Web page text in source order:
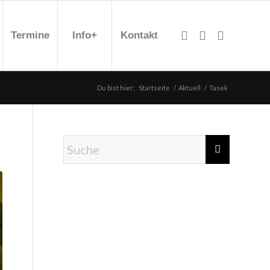
Termine Info+ Kontakt
Du bist hier: Startseite / Aktuell / Tasek